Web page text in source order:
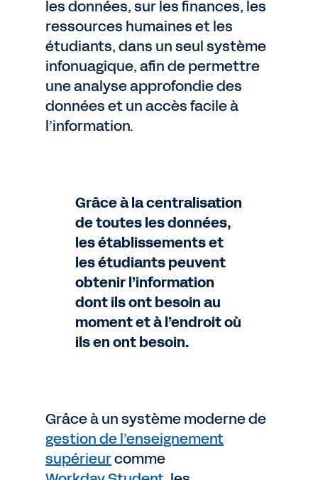
les données, sur les finances, les
ressources humaines et les
étudiants, dans un seul système
infonuagique, afin de permettre
une analyse approfondie des
données et un accès facile à
l’information.
Grâce à la centralisation
de toutes les données,
les établissements et
les étudiants peuvent
obtenir l’information
dont ils ont besoin au
moment et à l’endroit où
ils en ont besoin.
Grâce à un système moderne de
gestion de l’enseignement
supérieurcomme